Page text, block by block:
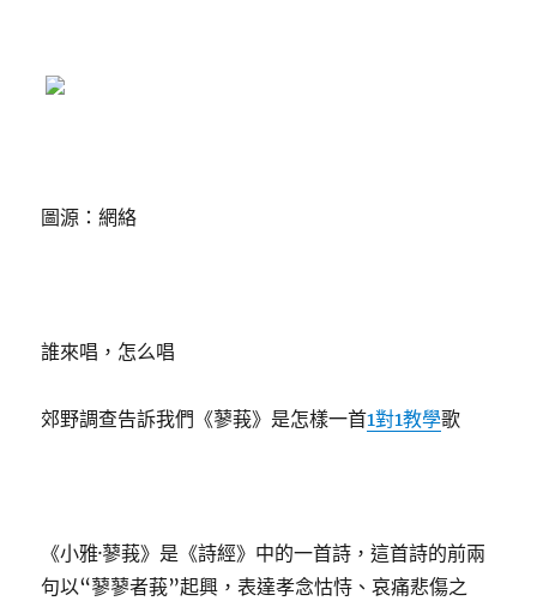
圖源：網絡
誰來唱，怎么唱
郊野調查告訴我們《蓼莪》是怎樣一首1對1教學歌
《小雅·蓼莪》是《詩經》中的一首詩，這首詩的前兩
句以“蓼蓼者莪”起興，表達孝念怙恃、哀痛悲傷之